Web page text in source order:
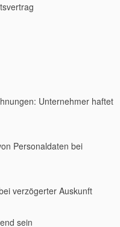
Unternehmer haftet
Personaldaten bei
verzögerter Auskunft
sein